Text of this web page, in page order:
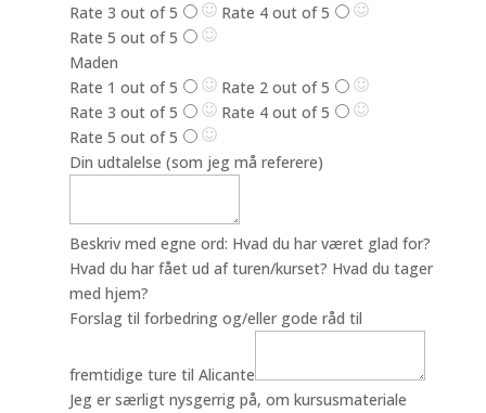
Rate 3 out of 5
Rate 4 out of 5
Rate 5 out of 5
Maden
Rate 1 out of 5
Rate 2 out of 5
Rate 3 out of 5
Rate 4 out of 5
Rate 5 out of 5
Din udtalelse (som jeg må referere)
Beskriv med egne ord: Hvad du har været glad for?
Hvad du har fået ud af turen/kurset? Hvad du tager
med hjem?
Maden
Dit
Forslag til forbedring og/eller gode råd til
fremtidige ture til Alicante
Jeg er særligt nysgerrig på, om kursusmateriale